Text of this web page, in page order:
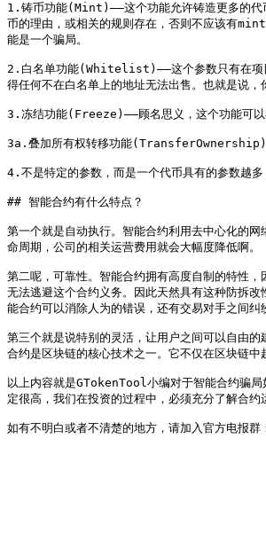
1.铸币功能(Mint)——这个功能允许铸造更多的代
币的理由，或相关的规则存在，否则不应该有
能是一个骗局。
2.白名单功能(Whitelist)——这个参数只有在项目
得任何不在白名单上的地址无法出售。也就是说，
3.冻结功能(Freeze)——顾名思义，这个功能可以
3a.叠加所有权转移功能(TransferOwnership)，
4.不是特定的参数，而是一个代币具有的参数越
## 智能合约有什么特点？
第一个就是自动执行。智能合约利用去中心化的
命周期，公司的相关运营费用就会大幅度降低啊。
第二呢，可靠性。智能合约拥有高度自制的特性
无法逃避这个合约义务。因此天然具有这种防拆
能合约可以消除人为的错误，还有交易对手之间纠
第三个就是说特别的灵活，让用户之间可以自由
合约是区块链的核心技术之一。它不仅在区块链
以上内容就是GTokenTool小编对于智能合约骗
定很高，我们在投资的过程中，必须充分了解合约